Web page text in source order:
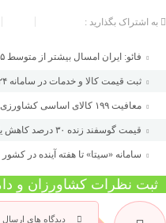
به اشتراک بگذارید :
فائو: ایران امسال بیشتر از متوسط ۵ ساله غله تولید می‌کند
ثبت قیمت کالا و خدمات در سامانه ۱۲۴ الزامی شد
معافیت ۱۹۹ کالای اساسی کشاورزی و دارو از پرداخت عوارض ۱.۲ درصدی واردات
قیمت گوسفند زنده ۳۰ درصد کاهش یافت؛ گوشت ارزان نشد
سامانه «سیتا» تا هفته آینده در
ثبت نظرات کشاورزان و
دیدگاه های